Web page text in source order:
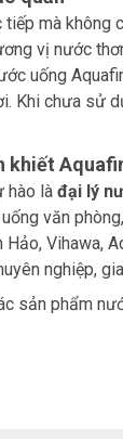
tiếp mà không
vị nước
uống
Khi chưa sử
khiết
hào là đại lý
văn
Vihawa,
nghiệp,
sản phẩm